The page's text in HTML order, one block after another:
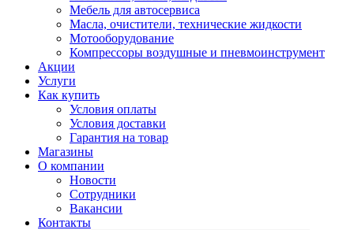
Мебель для автосервиса
Масла, очистители, технические жидкости
Мотооборудование
Компрессоры воздушные и пневмоинструмент
Акции
Услуги
Как купить
Условия оплаты
Условия доставки
Гарантия на товар
Магазины
О компании
Новости
Сотрудники
Вакансии
Контакты